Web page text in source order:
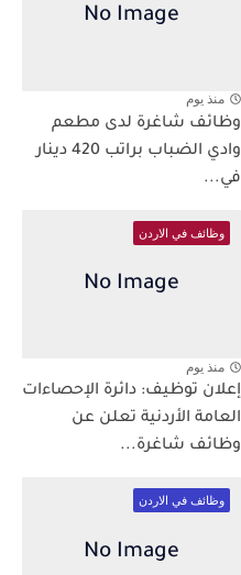
منذ يوم
وظائف شاغرة لدى مطعم
وادي الضباب براتب 420 دينار
في...
وظائف في الاردن
منذ يوم
إعلان توظيف: دائرة الإحصاءات
العامة الأردنية تعلن عن
وظائف شاغرة...
وظائف في الاردن